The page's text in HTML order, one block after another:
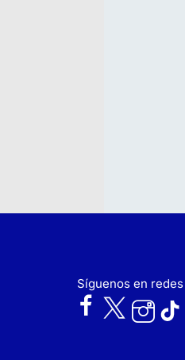
Síguenos en redes